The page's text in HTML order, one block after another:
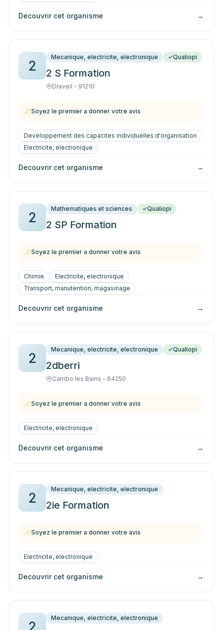
Decouvrir cet organisme →
2
Mecanique, electricite, electronique Qualiopi
2 S Formation
Draveil - 91210
Soyez le premier a donner votre avis
Developpement des capacites individuelles d'organisation
Electricite, electronique
Decouvrir cet organisme →
2
Mathematiques et sciences Qualiopi
2 SP Formation
Soyez le premier a donner votre avis
Chimie
Electricite, electronique
Transport, manutention, magasinage
Decouvrir cet organisme →
2
Mecanique, electricite, electronique Qualiopi
2dberri
Cambo les Bains - 64250
Soyez le premier a donner votre avis
Electricite, electronique
Decouvrir cet organisme →
2
Mecanique, electricite, electronique
2ie Formation
Soyez le premier a donner votre avis
Electricite, electronique
Decouvrir cet organisme →
2
Mecanique, electricite, electronique